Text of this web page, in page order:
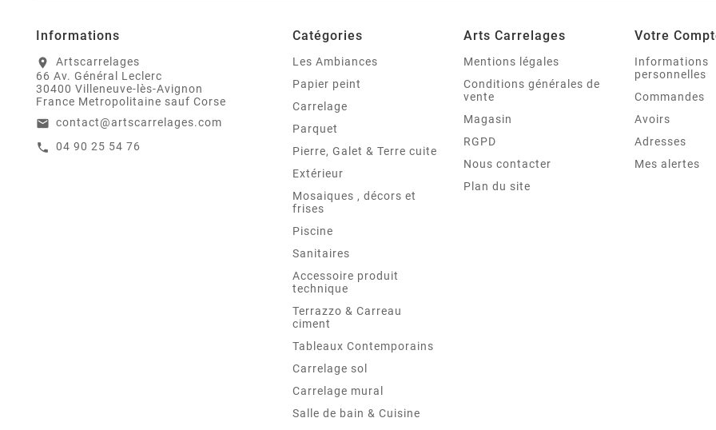
Informations
location_on
Artscarrelages
66 Av. Général Leclerc
30400 Villeneuve-lès-Avignon
France Metropolitaine sauf Corse
email contact@artscarrelages.com
call 04 90 25 54 76
Catégories
Les Ambiances
Papier peint
Carrelage
Parquet
Pierre, Galet & Terre cuite
Extérieur
Mosaiques , décors et
frises
Piscine
Sanitaires
Accessoire produit
technique
Terrazzo & Carreau
ciment
Tableaux Contemporains
Carrelage sol
Carrelage mural
Salle de bain & Cuisine
Arts Carrelages
Mentions légales
Conditions générales de
vente
Magasin
RGPD
Nous contacter
Plan du site
Votre
Informations
personnelles
Commandes
Avoirs
Adresses
Mes alertes